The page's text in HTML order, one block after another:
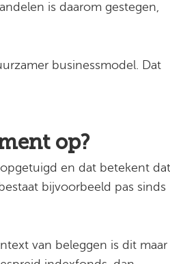
is daarom gestegen,
businessmodel. Dat
op?
en dat betekent dat
bijvoorbeeld pas sinds
van beleggen is dit maar